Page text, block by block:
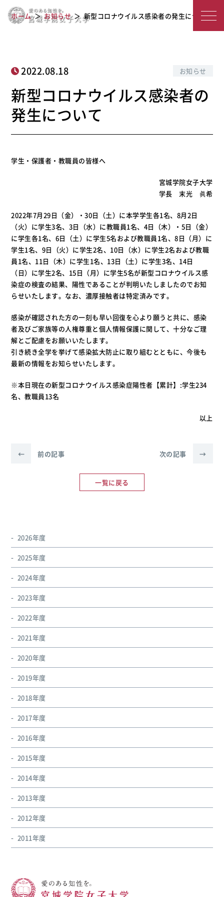
宮
女
子
大
新型コロナウイルス感染者の発生につ
いて
ホーム お知らせ 新型コロナウイルス感染者の発生について
2022.08.18 お知らせ
新型コロナウイルス感染者の
発生について
学生・保護者・教職員の皆様へ
宮城学院女子大学
学長 末光 眞希
2022年7月29日（金）・30日（土）に本学学生各1名、8月2日
（火）に学生3名、3日（水）に教職員1名、4日（木）・5日（金）
に学生各1名、6日（土）に学生5名および教職員1名、8日（月）に
学生1名、9日（火）に学生2名、10日（水）に学生2名および教職
員1名、11日（木）に学生1名、13日（土）に学生3名、14日
（日）に学生2名、15日（月）に学生5名が新型コロナウイルス感
染症の検査の結果、陽性であることが判明いたしましたのでお知
らせいたします。なお、濃厚接触者は特定済みです。
感染が確認された方の一刻も早い回復を心より願うと共に、感染
者及びご家族等の人権尊重と個人情報保護に関して、十分なご理
解とご配慮をお願いいたします。
引き続き全学を挙げて感染拡大防止に取り組むとともに、今後も
最新の情報をお知らせいたします。
※本日現在の新型コロナウイルス感染症陽性者【累計】:学生234
名、教職員13名
以上
← 前の記事
一覧に戻る
次の記事 →
2026年度
2025年度
2024年度
2023年度
2022年度
2021年度
2020年度
2019年度
2018年度
2017年度
2016年度
2015年度
2014年度
2013年度
2012年度
2011年度